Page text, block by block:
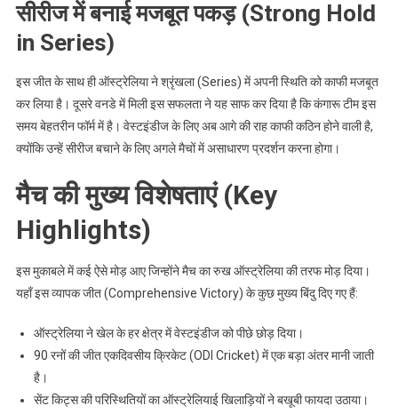
सीरीज में बनाई मजबूत पकड़ (Strong Hold
in Series)
इस जीत के साथ ही ऑस्ट्रेलिया ने श्रृंखला (Series) में अपनी स्थिति को काफी मजबूत
कर लिया है। दूसरे वनडे में मिली इस सफलता ने यह साफ कर दिया है कि कंगारू टीम इस
समय बेहतरीन फॉर्म में है। वेस्टइंडीज के लिए अब आगे की राह काफी कठिन होने वाली है,
क्योंकि उन्हें सीरीज बचाने के लिए अगले मैचों में असाधारण प्रदर्शन करना होगा।
मैच की मुख्य विशेषताएं (Key
Highlights)
इस मुकाबले में कई ऐसे मोड़ आए जिन्होंने मैच का रुख ऑस्ट्रेलिया की तरफ मोड़ दिया।
यहाँ इस व्यापक जीत (Comprehensive Victory) के कुछ मुख्य बिंदु दिए गए हैं:
ऑस्ट्रेलिया ने खेल के हर क्षेत्र में वेस्टइंडीज को पीछे छोड़ दिया।
90 रनों की जीत एकदिवसीय क्रिकेट (ODI Cricket) में एक बड़ा अंतर मानी जाती
है।
सेंट किट्स की परिस्थितियों का ऑस्ट्रेलियाई खिलाड़ियों ने बखूबी फायदा उठाया।